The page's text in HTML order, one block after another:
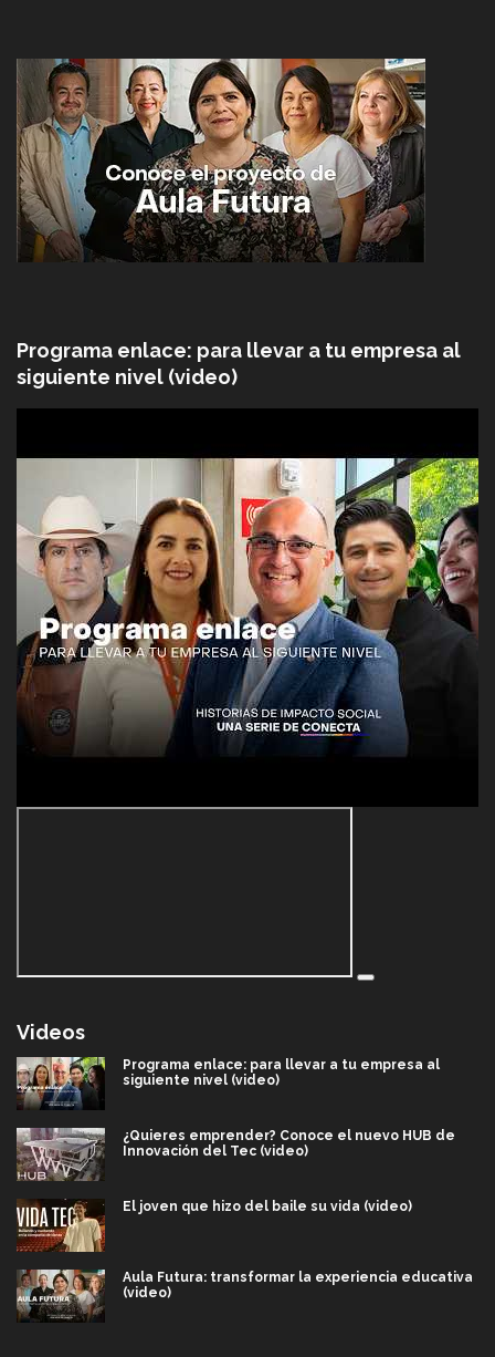
Programa enlace: para llevar a tu empresa al
siguiente nivel (video)
Videos
Programa enlace: para llevar a tu empresa al
siguiente nivel (video)
¿Quieres emprender? Conoce el nuevo HUB de
Innovación del Tec (video)
El joven que hizo del baile su vida (video)
Aula Futura: transformar la experiencia educativa
(video)